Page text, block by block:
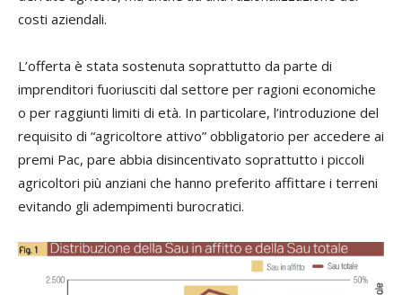
costi aziendali.
L’offerta è stata sostenuta soprattutto da parte di
imprenditori fuoriusciti dal settore per ragioni economiche
o per raggiunti limiti di età. In particolare, l’introduzione del
requisito di “agricoltore attivo” obbligatorio per accedere ai
premi Pac, pare abbia disincentivato soprattutto i piccoli
agricoltori più anziani che hanno preferito affittare i terreni
evitando gli adempimenti burocratici.